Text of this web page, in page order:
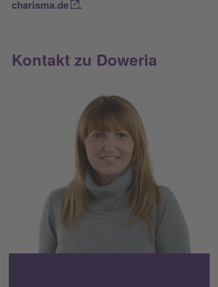
charisma.de .
Kontakt zu Doweria